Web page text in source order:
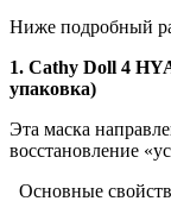
Ниже подробный
1. Cathy Doll 4
упаковка)
Эта маска
восстановление
Основные